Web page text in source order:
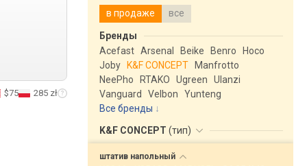
$75 285 zł
в продаже все
Бренды
Acefast Arsenal Beike Benro
Hoco
Joby
K&F CONCEPT
Manfrotto
NeePho
RTAKO Ugreen
Ulanzi
Vanguard
Velbon
Yunteng
Все бренды
K&F CONCEPT (тип)
штатив напольный